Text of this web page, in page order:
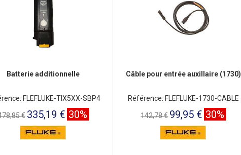
Batterie additionnelle
FLEFLUKE-TIX5XX-SBP4
€ 335,19 € 30%
Câble pour entrée auxillaire (1730)
Référence: FLEFLUKE-1730-CABLE
142,78 € 99,95 € 30%